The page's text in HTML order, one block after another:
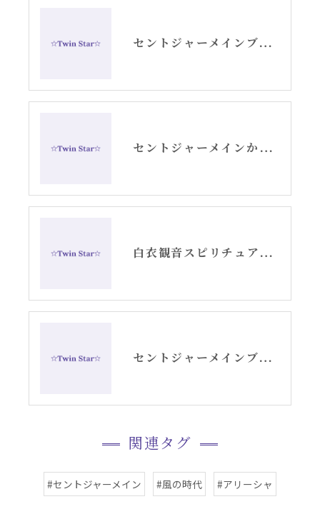
セントジャーメインブレッシングカードGSVFグリッド
セントジャーメインからのメッセージ・水瓶座新月アリーシャ
白衣観音スピリチュアル女神開花チーム活動記録YouTube②
セントジャーメインブレッシングカード原画たちお帰りなさい動画
関連タグ
#セントジャーメイン #風の時代 #アリーシャ